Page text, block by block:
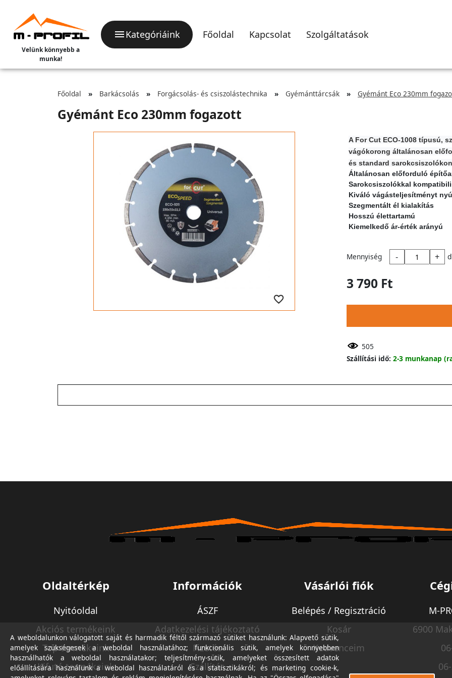
Velünk könnyebb a
munka!
Kategóriáink Főoldal Kapcsolat Szolgáltatások
Főoldal Barkácsolás Forgácsolás- és csiszolástechnika Gyémánttárcsák Gyémánt Eco 230mm
Gyémánt Eco 230mm fogazott
A For Cut ECO-1008 típusú,
vágókorong általánosan
és standard
Általánosan előforduló
Sarokcsiszolókkal
Kiváló vágásteljesítményt
Szegmentált él kialakítás
Hosszú élettartamú
Kiemelkedő ár-érték arányú
Mennyiség - +
3 790 Ft
505
Szállítási idő: 2-3 munkanap
Oldaltérkép
Nyitóoldal
Akciós termékeink
Top termékeink
Kifutó termékeink
Információk
ÁSZF
Adatkezelési tájékoztató
Fizetés
Szállítás
Vásárlói fiók
Belépés / Regisztráció
Kosár
Kedvenceim
M-
6900
A weboldalunkon válogatott saját és harmadik féltől származó sütiket használunk: Alapvető sütik,
amelyek szükségesek a weboldal használatához; funkcionális sütik, amelyek könnyebben
használhatók a weboldal használatakor; teljesítmény-sütik, amelyeket összesített adatok
előállítására használunk a weboldal használatáról és a statisztikákról; és marketing cookie-k,